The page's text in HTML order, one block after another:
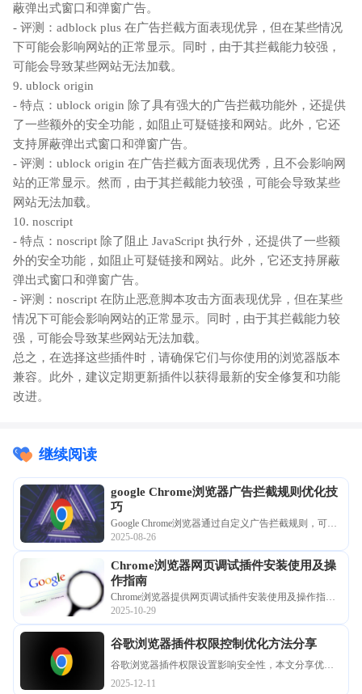
蔽弹出式窗口和弹窗广告。
- 评测：adblock plus 在广告拦截方面表现优异，但在某些情况
下可能会影响网站的正常显示。同时，由于其拦截能力较强，
可能会导致某些网站无法加载。
9. ublock origin
- 特点：ublock origin 除了具有强大的广告拦截功能外，还提供
了一些额外的安全功能，如阻止可疑链接和网站。此外，它还
支持屏蔽弹出式窗口和弹窗广告。
- 评测：ublock origin 在广告拦截方面表现优秀，且不会影响网
站的正常显示。然而，由于其拦截能力较强，可能会导致某些
网站无法加载。
10. noscript
- 特点：noscript 除了阻止 JavaScript 执行外，还提供了一些额
外的安全功能，如阻止可疑链接和网站。此外，它还支持屏蔽
弹出式窗口和弹窗广告。
- 评测：noscript 在防止恶意脚本攻击方面表现优异，但在某些
情况下可能会影响网站的正常显示。同时，由于其拦截能力较
强，可能会导致某些网站无法加载。
总之，在选择这些插件时，请确保它们与你使用的浏览器版本
兼容。此外，建议定期更新插件以获得最新的安全修复和功能
改进。
继续阅读
google Chrome浏览器广告拦截规则优化技
巧
Google Chrome浏览器通过自定义广告拦截规则，可有
效阻止网页弹窗和广告，提升浏览体验，让页面内容
更加干净清爽。
2025-08-26
Chrome浏览器网页调试插件安装使用及操
作指南
Chrome浏览器提供网页调试插件安装使用及操作指
南，帮助开发者快速调试网页问题，优化代码和性
能，提高开发效率与网站稳定性。
2025-10-29
谷歌浏览器插件权限控制优化方法分享
谷歌浏览器插件权限设置影响安全性，本文分享优化
方法和操作技巧，帮助用户合理配置插件权限，保障
2025-12-11